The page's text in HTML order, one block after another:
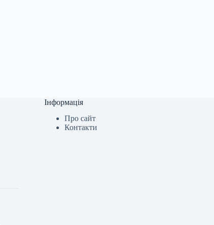
Інформація
Про сайт
Контакти